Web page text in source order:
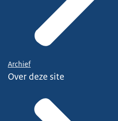
Archief
Over deze site